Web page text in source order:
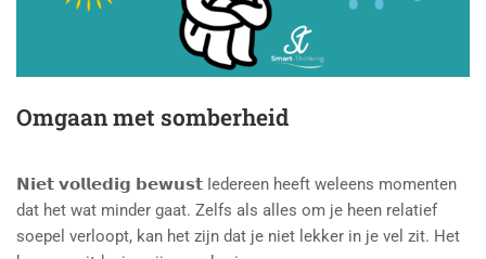
Omgaan met somberheid
𝗡𝗶𝗲𝘁 𝘃𝗼𝗹𝗹𝗲𝗱𝗶𝗴 𝗯𝗲𝘄𝘂𝘀𝘁 Iedereen heeft weleens momenten
dat het wat minder gaat. Zelfs als alles om je heen relatief
soepel verloopt, kan het zijn dat je niet lekker in je vel zit. Het